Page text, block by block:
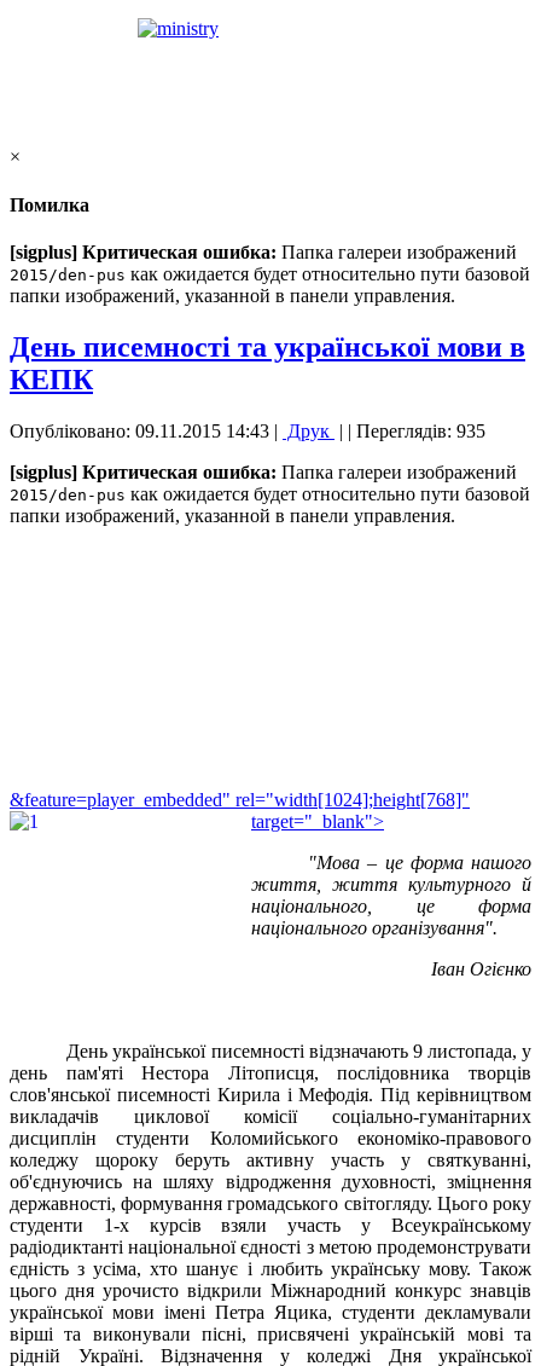
×
Помилка
[sigplus] Критическая ошибка: Папка галереи изображений
2015/den-pus как ожидается будет относительно пути базовой
папки изображений, указанной в панели управления.
День писемності та української мови в
КЕПК
Опубліковано: 09.11.2015 14:43 | Друк | | Переглядів: 935
[sigplus] Критическая ошибка: Папка галереи изображений
2015/den-pus как ожидается будет относительно пути базовой
папки изображений, указанной в панели управления.
&feature=player_embedded" rel="width[1024];height[768]"
target="_blank">
"Мова – це форма нашого
життя, життя культурного й
національного, це форма
національного організування".
Іван Огієнко
День української писемності відзначають 9 листопада, у
день пам'яті Нестора Літописця, послідовника творців
слов'янської писемності Кирила і Мефодія. Під керівництвом
викладачів циклової комісії соціально-гуманітарних
дисциплін студенти Коломийського економіко-правового
коледжу щороку беруть активну участь у святкуванні,
об'єднуючись на шляху відродження духовності, зміцнення
державності, формування громадського світогляду. Цього року
студенти 1-х курсів взяли участь у Всеукраїнському
радіодиктанті національної єдності з метою продемонструвати
єдність з усіма, хто шанує і любить українську мову. Також
цього дня урочисто відкрили Міжнародний конкурс знавців
української мови імені Петра Яцика, студенти декламували
вірші та виконували пісні, присвячені українській мові та
рідній Україні. Відзначення у коледжі Дня української